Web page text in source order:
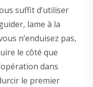
suffit d’utiliser
lame à la
n’enduisez pas,
le côté que
dans
le premier